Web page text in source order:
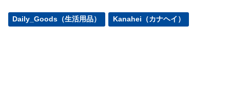
Daily_Goods（生活用品） Kanahei（カナヘイ）